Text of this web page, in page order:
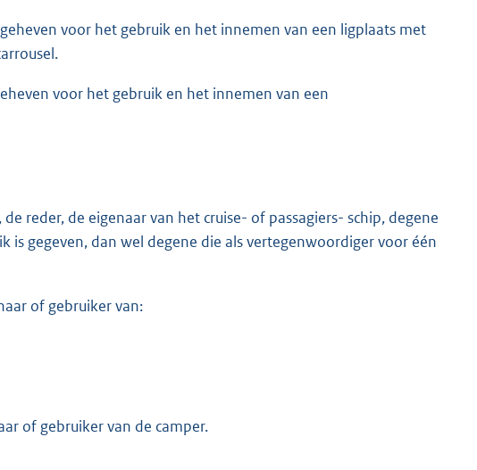
voor het gebruik en het innemen van een ligplaats met
voor het gebruik en het innemen van een
reder, de eigenaar van het cruise- of passagiers- schip, degene
is gegeven, dan wel degene die als vertegenwoordiger voor één
of gebruiker van:
of gebruiker van de camper.